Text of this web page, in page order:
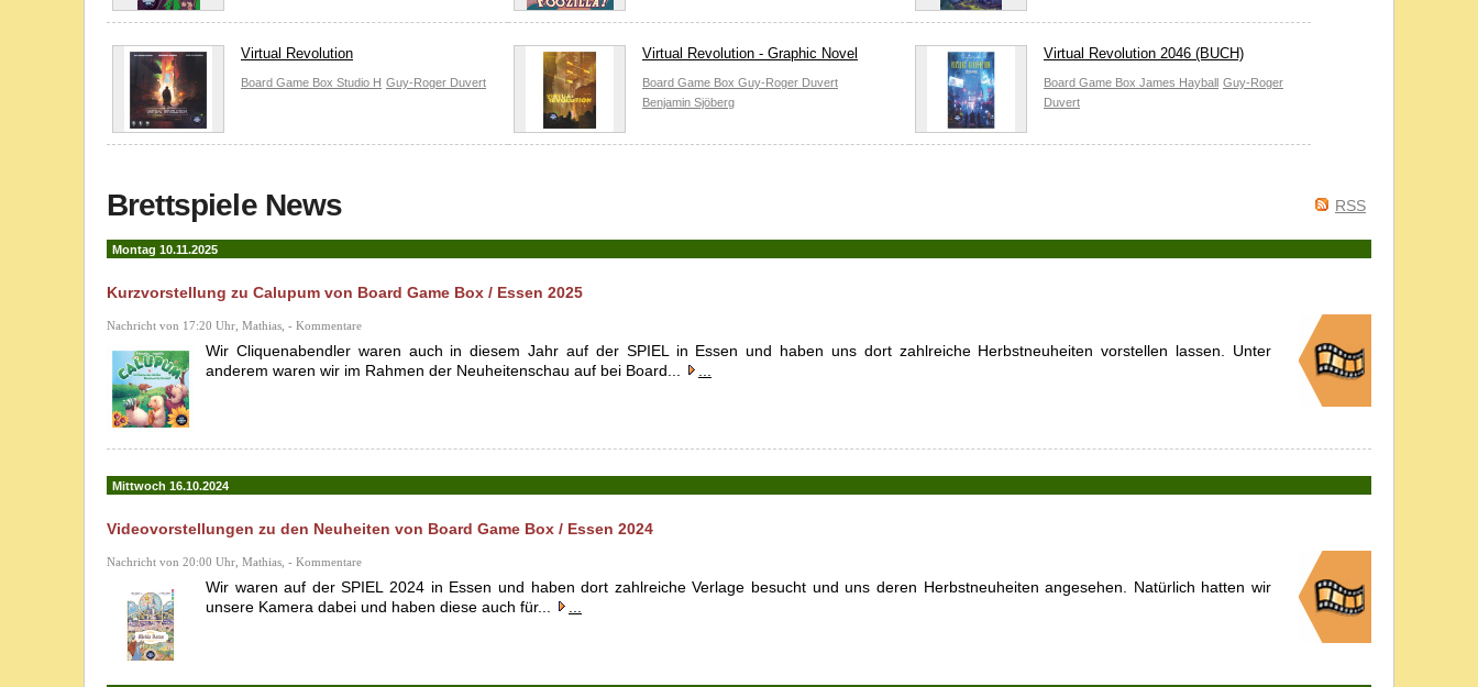
Virtual Revolution
Board Game Box Studio H Guy-Roger Duvert
Virtual Revolution - Graphic Novel
Board Game Box Guy-Roger Duvert
Benjamin Sjöberg
Virtual Revolution 2046 (BUCH)
Board Game Box James Hayball Guy-Roger
Duvert
RSS
Brettspiele News
Montag 10.11.2025
Kurzvorstellung zu Calupum von Board Game Box / Essen 2025
Nachricht von 17:20 Uhr, Mathias, - Kommentare
Wir Cliquenabendler waren auch in diesem Jahr auf der SPIEL in Essen und haben uns dort zahlreiche Herbstneuheiten vorstellen lassen. Unter
anderem waren wir im Rahmen der Neuheitenschau auf bei Board...
Mittwoch 16.10.2024
Videovorstellungen zu den Neuheiten von Board Game Box / Essen 2024
Nachricht von 20:00 Uhr, Mathias, - Kommentare
Wir waren auf der SPIEL 2024 in Essen und haben dort zahlreiche Verlage besucht und uns deren Herbstneuheiten angesehen. Natürlich hatten wir
unsere Kamera dabei und haben diese auch für...